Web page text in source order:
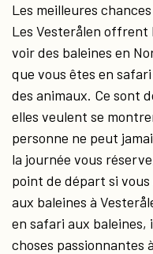
Les meilleures
Les Vesterålen offrent
voir des baleines en
que vous êtes en
des animaux. Ce sont
elles veulent se
personne ne peut
la journée vous
point de départ si
aux baleines à
en safari aux baleines,
choses passionnantes